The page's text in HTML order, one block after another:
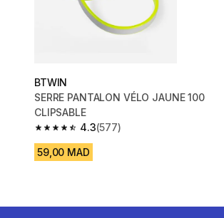
BTWIN
SERRE PANTALON VÉLO JAUNE 100
CLIPSABLE
4.3
4.3 out of 5 stars from 577 reviews
(577)
59,00 MAD